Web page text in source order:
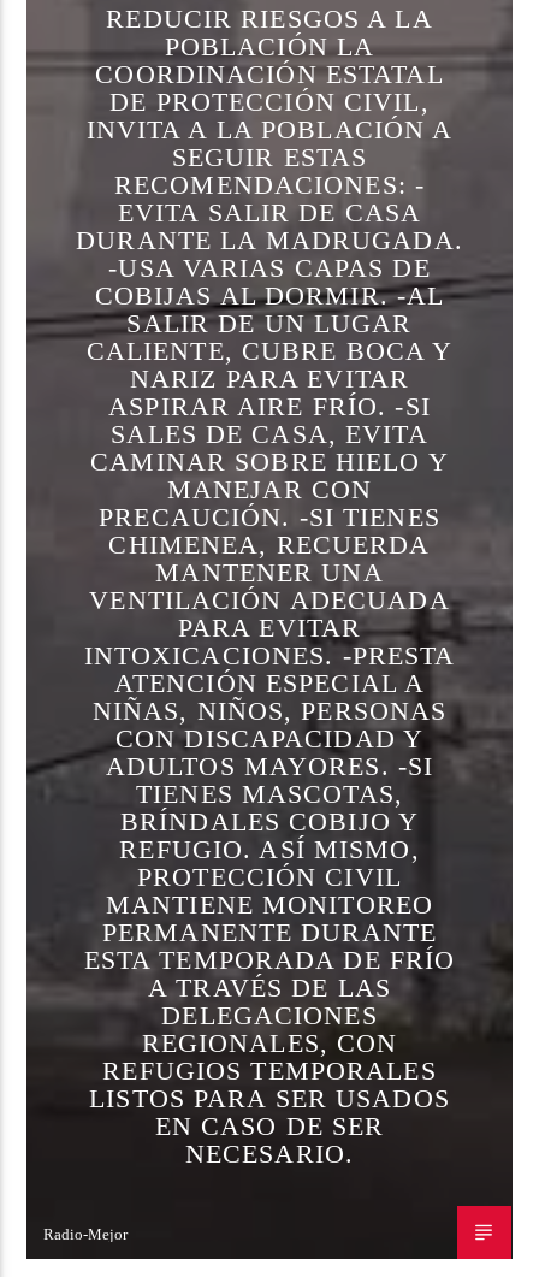
REDUCIR RIESGOS A LA
POBLACIÓN LA
COORDINACIÓN ESTATAL
DE PROTECCIÓN CIVIL,
INVITA A LA POBLACIÓN A
SEGUIR ESTAS
RECOMENDACIONES: -
EVITA SALIR DE CASA
DURANTE LA MADRUGADA.
-USA VARIAS CAPAS DE
COBIJAS AL DORMIR. -AL
SALIR DE UN LUGAR
CALIENTE, CUBRE BOCA Y
NARIZ PARA EVITAR
ASPIRAR AIRE FRÍO. -SI
SALES DE CASA, EVITA
CAMINAR SOBRE HIELO Y
MANEJAR CON
PRECAUCIÓN. -SI TIENES
CHIMENEA, RECUERDA
MANTENER UNA
VENTILACIÓN ADECUADA
PARA EVITAR
INTOXICACIONES. -PRESTA
ATENCIÓN ESPECIAL A
NIÑAS, NIÑOS, PERSONAS
CON DISCAPACIDAD Y
ADULTOS MAYORES. -SI
TIENES MASCOTAS,
BRÍNDALES COBIJO Y
REFUGIO. ASÍ MISMO,
PROTECCIÓN CIVIL
MANTIENE MONITOREO
PERMANENTE DURANTE
ESTA TEMPORADA DE FRÍO
A TRAVÉS DE LAS
DELEGACIONES
REGIONALES, CON
REFUGIOS TEMPORALES
LISTOS PARA SER USADOS
EN CASO DE SER
NECESARIO.
Radio-Mejor